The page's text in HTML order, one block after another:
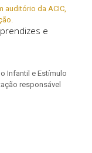
e
Infantil e Estímulo
responsável